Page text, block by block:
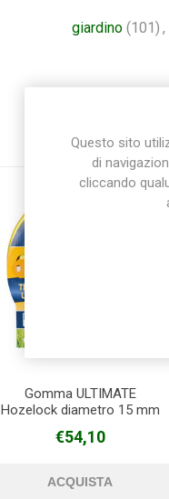
giardino (101) ,
Gomma ULTIMATE
Hozelock diametro 15 mm
€54,10
Questo sito
di
cliccando